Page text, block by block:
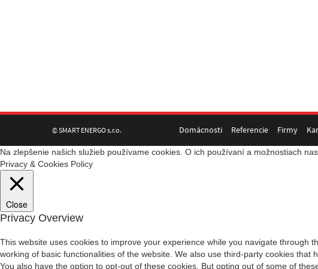
© SMART ENERGO s.r.o. Domácnosti Referencie Firmy
Na zlepšenie našich služieb používame cookies. O ich používaní a možnostiach
Privacy & Cookies Policy
Close
Privacy Overview
This website uses cookies to improve your experience while you navigate
working of basic functionalities of the website. We also use third-party cookies
You also have the option to opt-out of these cookies. But opting out of some of